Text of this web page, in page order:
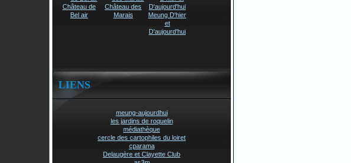
Château de
Bel air
Château des
Marais
Meung D'hier
et
D'aujourd'hui
LIENS
meung-aujourdhui
les jardins de roquelin
médiathèque
cercle des cartophiles du loiret
cparama
Delaugère et Clayette Club